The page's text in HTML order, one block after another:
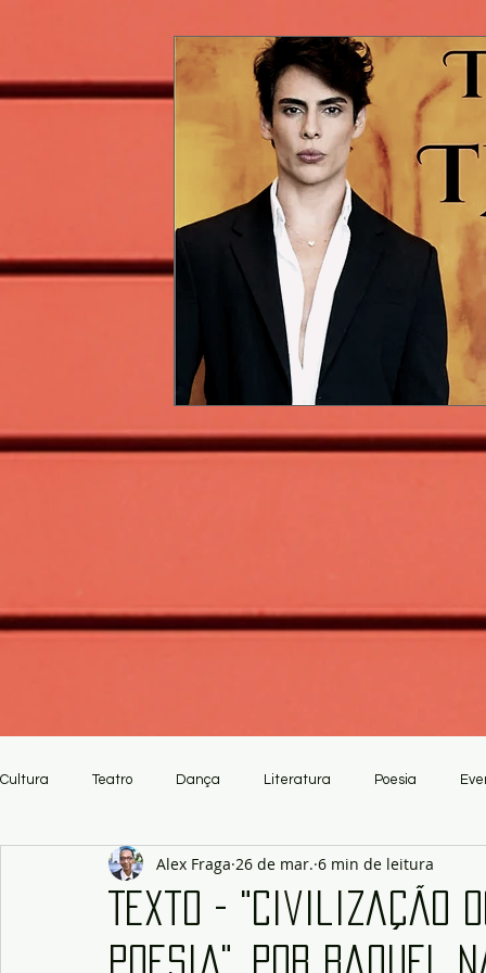
Cultura Teatro Dança Literatura Poesia
Artesanato
Texto - "Civilização
poesia", por Raquel
Alex Fraga 26 de mar. 6 min de leitura